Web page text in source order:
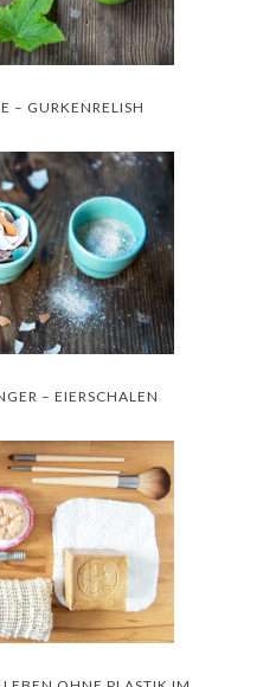
– GURKENRELISH
– EIERSCHALEN